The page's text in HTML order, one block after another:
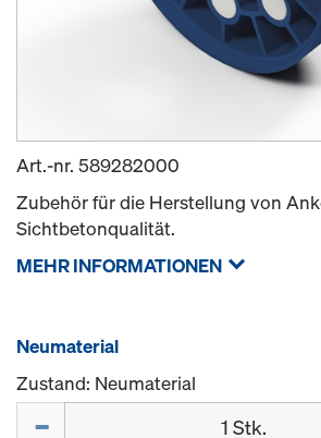
Art.-nr. 589282000
Zubehör für die Herstellung von
Sichtbetonqualität.
MEHR INFORMATIONEN
Neumaterial
Zustand: Neumaterial